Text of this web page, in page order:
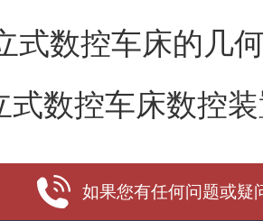
式数控车床的几
式数控车床数控
如果您有任何问题或疑